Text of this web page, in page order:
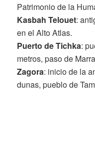
Patrimonio de la
Kasbah Telouet:
en el Alto Atlas.
Puerto de Tichka:
metros, paso de
Zagora: inicio de la
dunas, pueblo de